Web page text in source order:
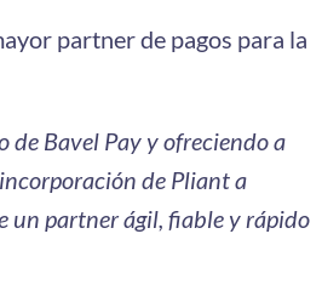
partner de pagos para la
de Bavel Pay y ofreciendo a
de Pliant a
un partner ágil, fiable y rápido